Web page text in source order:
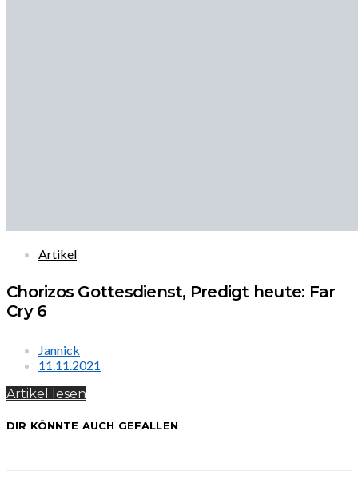
Artikel
Chorizos Gottesdienst, Predigt heute: Far
Cry 6
Jannick
11.11.2021
Artikel lesen
DIR KÖNNTE AUCH GEFALLEN